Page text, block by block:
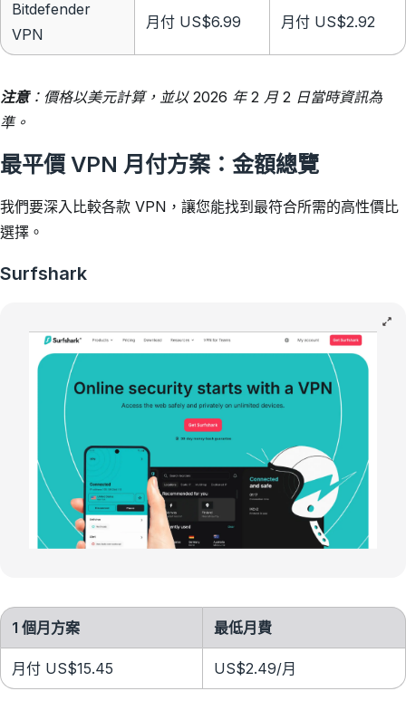
Bitdefender
VPN
月付 US$6.99 月付 US$2.92
注意：價格以美元計算，並以 2026 年 2 月 2 日當時資訊為
準。
最平價 VPN 月付方案：金額總覽
我們要深入比較各款 VPN，讓您能找到最符合所需的高性價比
選擇。
Surfshark
1 個月方案 最低月費
月付 US$15.45 US$2.49/月